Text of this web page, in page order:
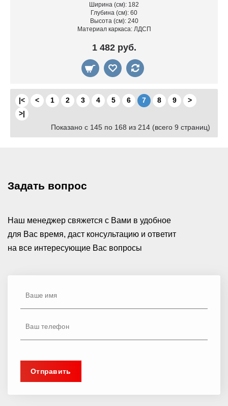
Ширина (см): 182
Глубина (см): 60
Высота (см): 240
Материал каркаса: ЛДСП
1 482 руб.
|< < 1 2 3 4 5 6 7 8 9
>
>|
Показано с 145 по 168 из 214 (всего 9 страниц)
Задать вопрос
Наш менеджер свяжется с Вами в удобное
для Вас время, даст консультацию и ответит
на все интересующие Вас вопросы